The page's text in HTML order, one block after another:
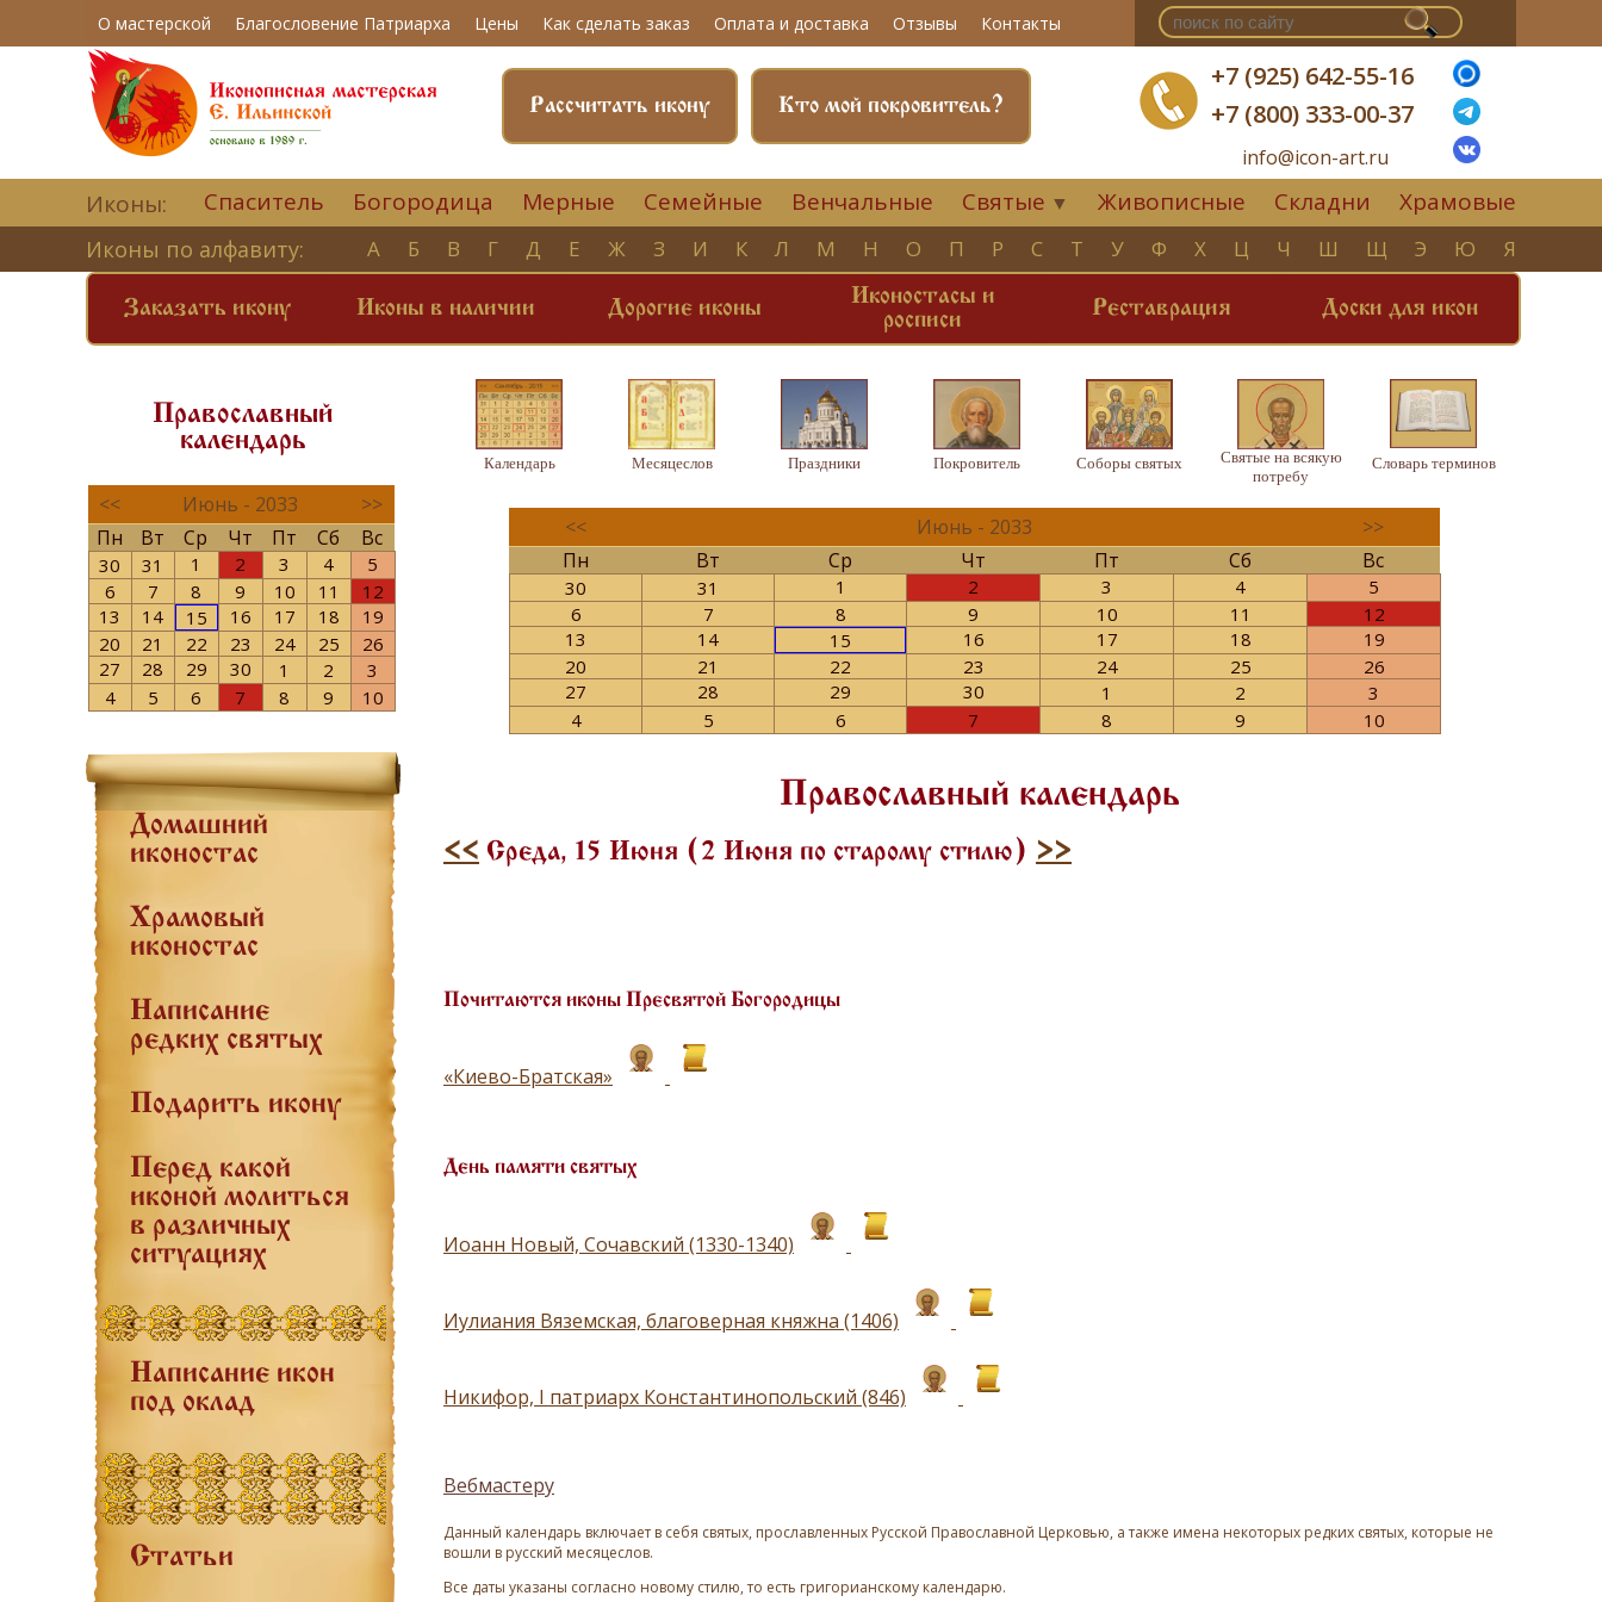
О мастерской Благословение Патриарха Цены Как сделать заказ Оплата и доставка Отзывы Контакты
+7 (925) 642-55-16
+7 (800) 333-00-37
info@icon-art.ru
Кто мой покровитель?
Рассчитать икону
Иконы: Спаситель Богородица Мерные Семейные Венчальные Святые ▼ Живописные Складни Храмовые
Иконы по алфавиту: А Б В Г Д Е Ж З И К Л М Н О П Р С Т У Ф Х Ц Ч Ш Щ Э Ю Я
Заказать икону Иконы в наличии Дорогие иконы
Иконостасы и
росписи
Реставрация Доски для икон
Православный
календарь
<< Июнь - 2033
>>
Пн
Вт Ср Чт Пт Сб Вс
30 31 1 2 3 4
5
6
7 8 9 10 11
12
13
14 15 16 17 18
19
20
21 22 23 24 25
26
27
28 29 30 1 2
3
4
5 6 7 8 9 10
Домашний
иконостас
Храмовый
иконостас
Написание
редких святых
Подарить икону
Перед какой
иконой молиться
в различных
ситуациях
Написание икон
под оклад
Статьи
Календарь Месяцеслов Праздники Покровитель Соборы святых
Святые на всякую
потребу
Словарь терминов
<< Июнь - 2033
>>
Пн
Вт Ср Чт Пт Сб Вс
30 31 1 2 3 4
5
6
7 8 9 10 11
12
13
14 15 16 17 18
19
20
21 22 23 24 25
26
27
28 29 30 1 2
3
4
5 6 7 8 9 10
Православный календарь
<< Среда, 15 Июня (2 Июня по старому стилю) >>
Почитаются иконы Пресвятой Богородицы
«Киево-Братская»
День памяти святых
Иоанн Новый, Сочавский (1330-1340)
Иулиания Вяземская, благоверная княжна (1406)
Никифор, I патриарх Константинопольский (846)
Вебмастеру
Данный календарь включает в себя святых, прославленных Русской Православной Церковью, а также имена некоторых редких святых, которые не
вошли в русский месяцеслов.
Все даты указаны согласно новому стилю, то есть григорианскому календарю.